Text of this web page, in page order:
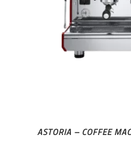
ASTORIA – COFFEE